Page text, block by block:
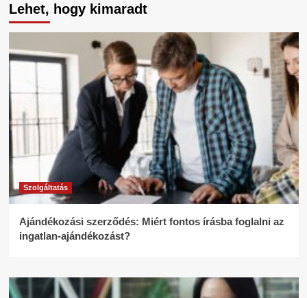
Lehet, hogy kimaradt
Szolgáltatás
Ajándékozási szerződés: Miért fontos írásba foglalni az
ingatlan-ajándékozást?